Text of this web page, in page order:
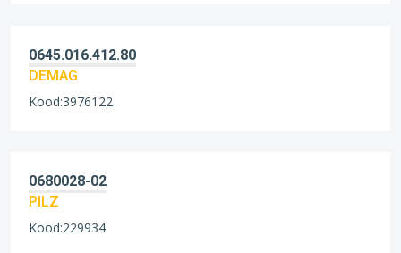
0645.016.412.80
DEMAG
Kood:3976122
0680028-02
PILZ
Kood:229934